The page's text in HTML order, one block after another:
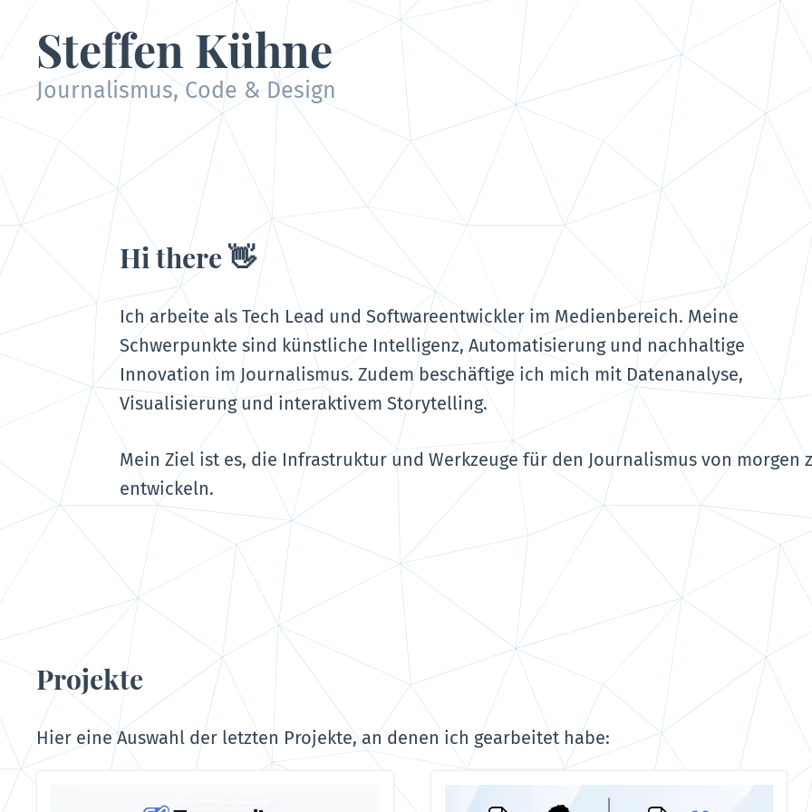
Steffen Kühne
Journalismus, Code & Design
Hi there👋
Ich arbeite als Tech Lead und Softwareentwickler im Medienbereich. Meine
Schwerpunkte sind künstliche Intelligenz, Automatisierung und nachhaltige
Innovation im Journalismus. Zudem beschäftige ich mich mit Datenanalyse,
Visualisierung und interaktivem Storytelling.
Mein Ziel ist es, die Infrastruktur und Werkzeuge für den Journalismus von morgen
entwickeln.
Projekte
Hier eine Auswahl der letzten Projekte, an denen ich gearbeitet habe: